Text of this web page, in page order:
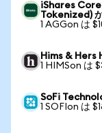
iShares
Tokenized)
1 AGGon は
Hims & Hers
1 HIMSon は
SoFi
1 SOFIon は